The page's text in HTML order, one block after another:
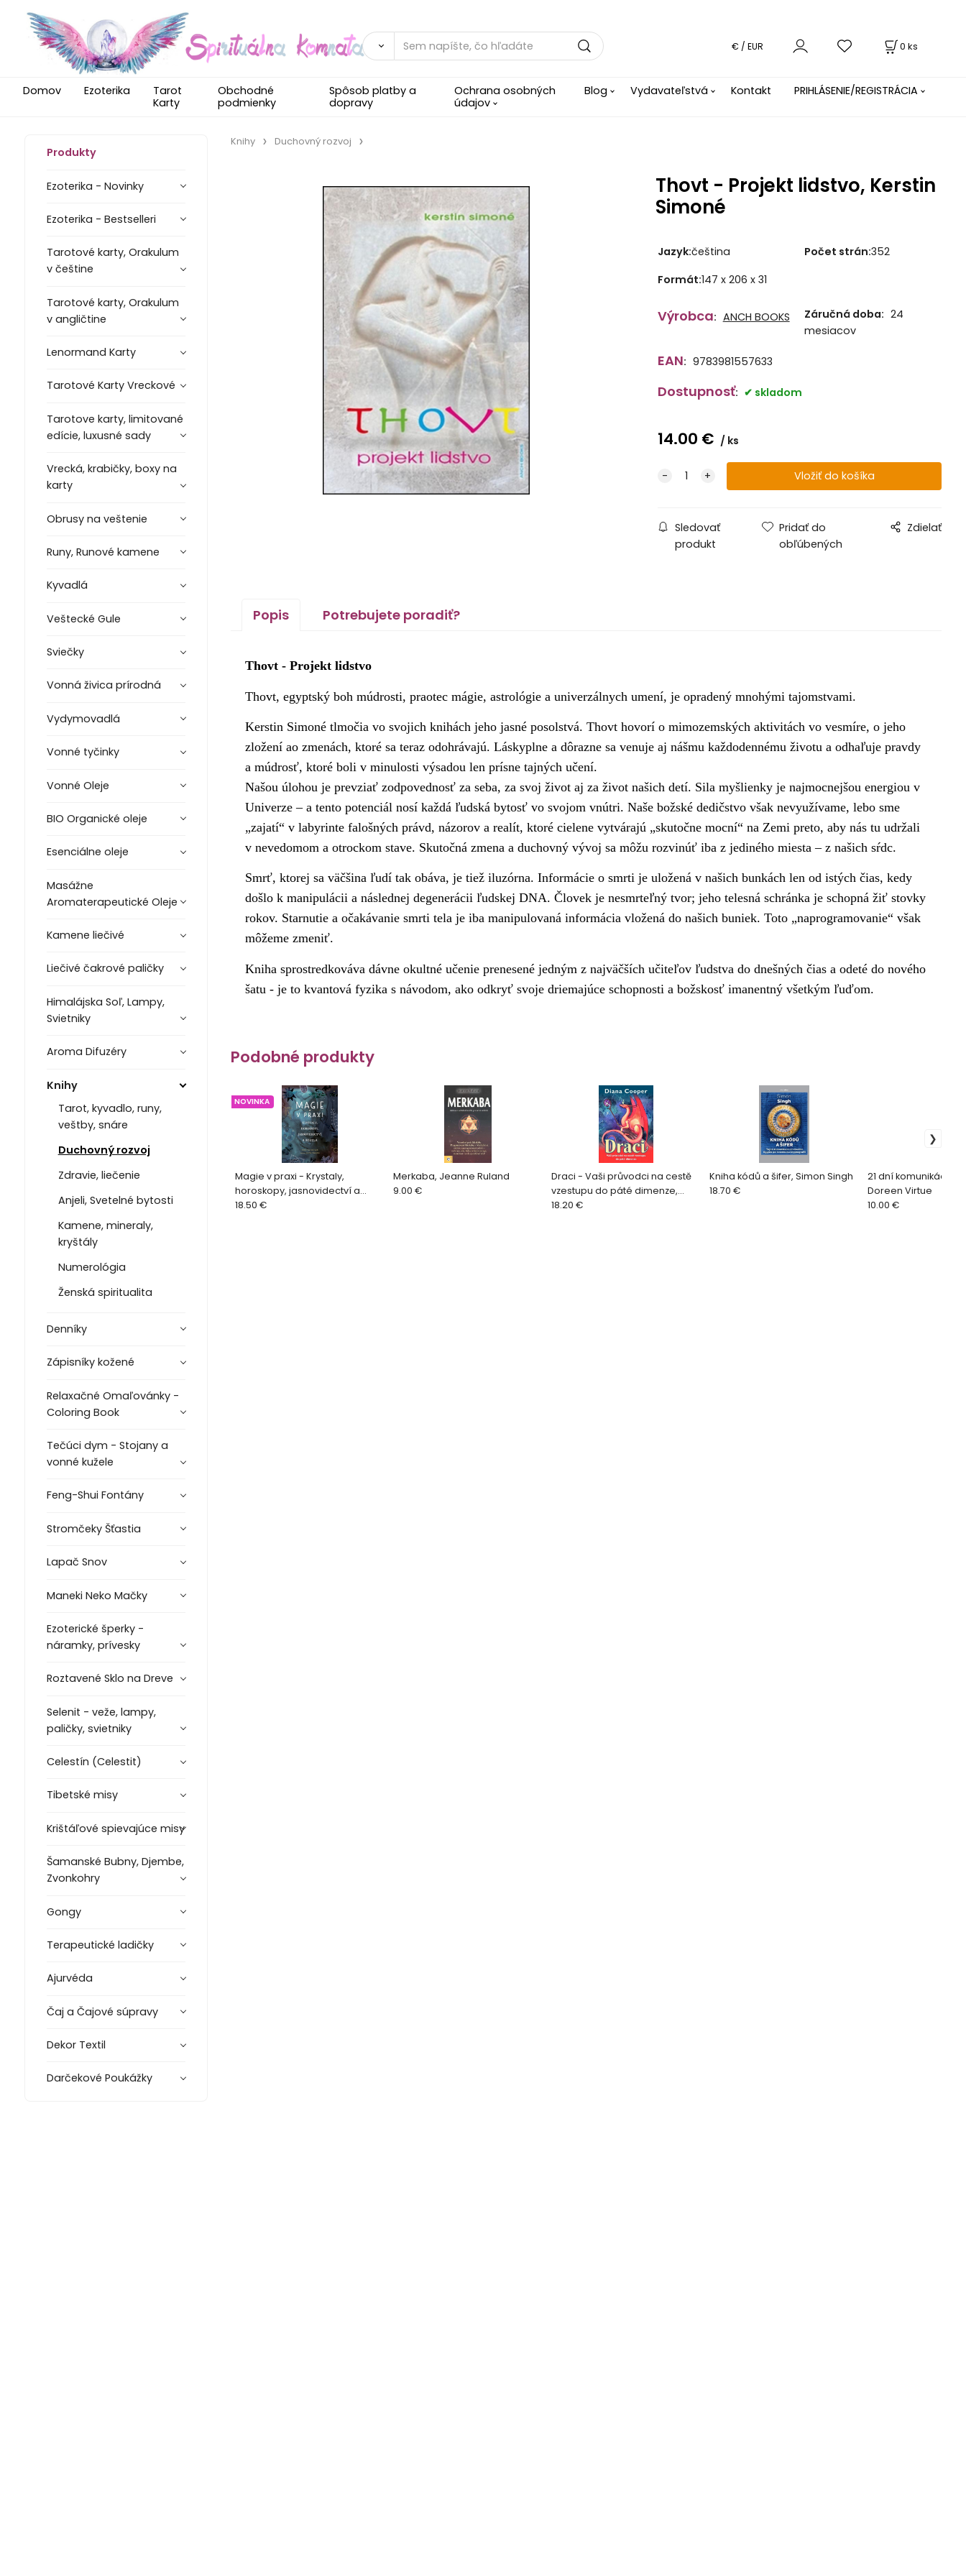
0 ks
€ / EUR
Domov Ezoterika
Tarot
Karty
Obchodné
podmienky
Spôsob platby a
dopravy
Ochrana osobných
údajov
Blog Vydavateľstvá Kontakt PRIHLÁSENIE/REGISTRÁCIA
Produkty
Ezoterika - Novinky
Ezoterika - Bestselleri
Tarotové karty, Orakulum
v češtine
Tarotové karty, Orakulum
v angličtine
Lenormand Karty
Tarotové Karty Vreckové
Tarotove karty, limitované
edície, luxusné sady
Vrecká, krabičky, boxy na
karty
Obrusy na veštenie
Runy, Runové kamene
Kyvadlá
Veštecké Gule
Sviečky
Vonná živica prírodná
Vydymovadlá
Vonné tyčinky
Vonné Oleje
BIO Organické oleje
Esenciálne oleje
Masážne
Aromaterapeutické Oleje
Kamene liečivé
Liečivé čakrové paličky
Himalájska Soľ, Lampy,
Svietniky
Aroma Difuzéry
Knihy
Tarot, kyvadlo, runy,
veštby, snáre
Duchovný rozvoj
Zdravie, liečenie
Anjeli, Svetelné bytosti
Kamene, mineraly,
kryštály
Numerológia
Ženská spiritualita
Denníky
Zápisníky kožené
Relaxačné Omaľovánky -
Coloring Book
Tečúci dym - Stojany a
vonné kužele
Feng-Shui Fontány
Stromčeky Šťastia
Lapač Snov
Maneki Neko Mačky
Ezoterické šperky -
náramky, prívesky
Roztavené Sklo na Dreve
Selenit - veže, lampy,
paličky, svietniky
Celestín (Celestit)
Tibetské misy
Krištáľové spievajúce misy
Šamanské Bubny, Djembe,
Zvonkohry
Gongy
Terapeutické ladičky
Ajurvéda
Čaj a Čajové súpravy
Dekor Textil
Darčekové Poukážky
Knihy Duchovný rozvoj
Thovt - Projekt lidstvo, Kerstin
Simoné
Jazyk:čeština Počet strán:352
Formát:147 x 206 x 31
Výrobca: ANCH BOOKS Záručná doba: 24
mesiacov
EAN: 9783981557633
Dostupnosť: skladom
14.00 € ks
Sledovať
produkt
Pridať do
obľúbených
Zdielať
Popis Potrebujete poradiť?
Thovt - Projekt lidstvo
Thovt, egyptský boh múdrosti, praotec mágie, astrológie a univerzálnych umení, je opradený mnohými tajomstvami.
Kerstin Simoné tlmočia vo svojich knihách jeho jasné posolstvá. Thovt hovorí o mimozemských aktivitách vo vesmíre, o jeho
zložení ao zmenách, ktoré sa teraz odohrávajú. Láskyplne a dôrazne sa venuje aj nášmu každodennému životu a odhaľuje pravdy
a múdrosť, ktoré boli v minulosti výsadou len prísne tajných učení.
Našou úlohou je prevziať zodpovednosť za seba, za svoj život aj za život našich detí. Sila myšlienky je najmocnejšou energiou v
Univerze – a tento potenciál nosí každá ľudská bytosť vo svojom vnútri. Naše božské dedičstvo však nevyužívame, lebo sme
„zajatí“ v labyrinte falošných právd, názorov a realít, ktoré cielene vytvárajú „skutočne mocní“ na Zemi preto, aby nás tu udržali
v nevedomom a otrockom stave. Skutočná zmena a duchovný vývoj sa môžu rozvinúť iba z jediného miesta – z našich sŕdc.
Smrť, ktorej sa väčšina ľudí tak obáva, je tiež iluzórna. Informácie o smrti je uložená v našich bunkách len od istých čias, kedy
došlo k manipulácii a následnej degenerácii ľudskej DNA. Človek je nesmrteľný tvor; jeho telesná schránka je schopná žiť stovky
rokov. Starnutie a očakávanie smrti tela je iba manipulovaná informácia vložená do našich buniek. Toto „naprogramovanie“ však
môžeme zmeniť.
Kniha sprostredkováva dávne okultné učenie prenesené jedným z najväčších učiteľov ľudstva do dnešných čias a odeté do nového
šatu - je to kvantová fyzika s návodom, ako odkryť svoje driemajúce schopnosti a božskosť imanentný všetkým ľuďom.
Podobné produkty
Magie v praxi - Krystaly,
horoskopy, jasnovidectví a
kouzlaNikki Van De Car
NOVINKA
18.50 €
Merkaba, Jeanne Ruland
9.00 €
Draci - Vaši průvodci na cestě
vzestupu do páté dimenze,
Diana Cooper
18.20 €
Kniha kódů a šifer, Simon Singh
18.70 €
21 dní komunikácie s
Doreen Virtue
10.00 €